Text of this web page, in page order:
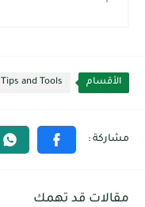
الأقسام Tips and Tools
مقالات قد تهمك